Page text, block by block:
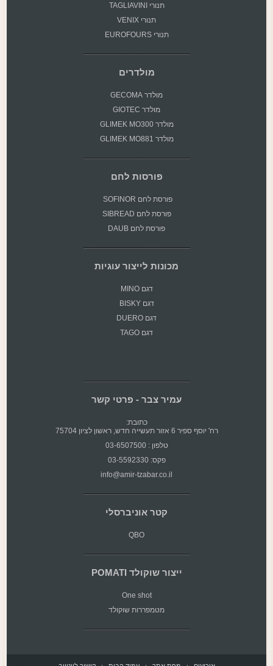
תנורי TAGLIAVINI
תנורי VENIX
תנורי EUROFOURS
מולדרים
מולדר GECOMA
מולדר GIOTEC
מולדר GLIMEK MO300
מולדר GLIMEK MO881
פורסות לחם
פורסת לחם SOFINOR
פורסת לחם SIBREAD
פורסת לחם DAUB
מכונות לייצור עוגיות
דגם MINO
דגם BISKY
דגם DUERO
דגם TAGO
עמיר צבר - פרטי קשר
כתובת:
רח' יוסף ספיר 6 אזור תעשייה חדש, ראשון לציון 75704
טלפון : 03-6507500
פקס: 03-5592330
info@amir-tzabar.co.il
קטר אוניברסלי
QBO
ייצור שוקולד POMATI
One shot
מטמפררות שוקולד